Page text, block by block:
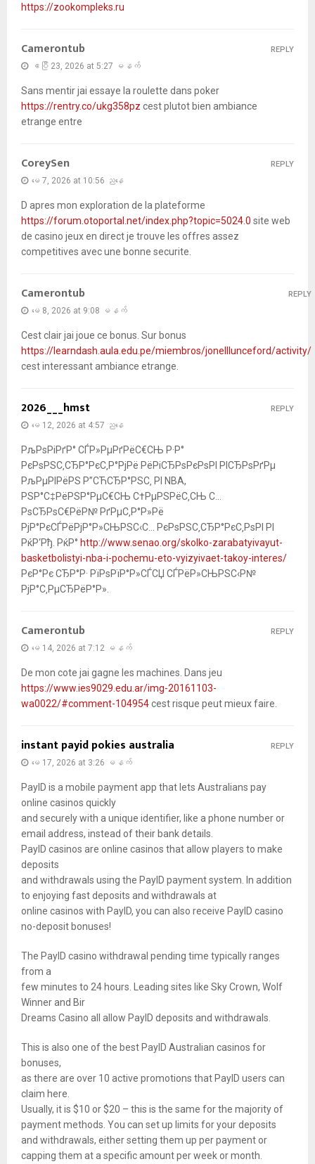
https://zookompleks.ru
Camerontub
ဧပြီ 23, 2026 at 5:27 မနက်
Sans mentir jai essaye la roulette dans poker
https://rentry.co/ukg358pz cest plutot bien ambiance
etrange entre
REPLY
CoreySen
မေ 7, 2026 at 10:56 ညနေ
D apres mon exploration de la plateforme
https://forum.otoportal.net/index.php?topic=5024.0 site web
de casino jeux en direct je trouve les offres assez
competitives avec une bonne securite.
REPLY
Camerontub
မေ 8, 2026 at 9:08 မနက်
Cest clair jai joue ce bonus. Sur bonus
https://learndash.aula.edu.pe/miembros/jonelllunceford/activity/
cest interessant ambiance etrange.
REPLY
2026___hmst
မေ 12, 2026 at 4:57 ညနေ
РљРѕРіРґР° СЃР»РµРґРёС€СЊ Р·Р°
РєРѕРЅС‚СЂР°РєС‚Р°РјРё РёРіСЂРѕРєРѕРІ РІСЂРѕРґРµ
РљРµРІРёРЅ Р”СЋСЂР°РЅС‚ РІ NBA,
РЅР°С‡РёРЅР°РµС€СЊ С†РµРЅРёС‚СЊ С…
РѕСЂРѕС€РёР№ РґРµС‚Р°Р»Рё
РјР°РєСЃРёРјР°Р»СЊРЅС‹С… РєРѕРЅС‚СЂР°РєС‚РѕРІ РІ
РќР‘Рђ. РќР° http://www.senao.org/skolko-zarabatyivayut-
basketbolistyi-nba-i-pochemu-eto-vyizyivaet-takoy-interes/
РєР°Рє СЂР°Р· РїРѕРїР°Р»СЃСЏ СЃРёР»СЊРЅС‹Р№
РјР°С‚РµСЂРёР°Р».
REPLY
Camerontub
မေ 14, 2026 at 7:12 မနက်
De mon cote jai gagne les machines. Dans jeu
https://www.ies9029.edu.ar/img-20161103-
wa0022/#comment-104954cest risque peut mieux faire.
REPLY
instant payid pokies australia
မေ 17, 2026 at 3:26 မနက်
PayID is a mobile payment app that lets Australians pay
online casinos quickly
and securely with a unique identifier, like a phone number or
email address, instead of their bank details.
PayID casinos are online casinos that allow players to make
deposits
and withdrawals using the PayID payment system. In addition
to enjoying fast deposits and withdrawals at
online casinos with PayID, you can also receive PayID casino
no-deposit bonuses!
The PayID casino withdrawal pending time typically ranges
from a
few minutes to 24 hours. Leading sites like Sky Crown, Wolf
Winner and Bir
Dreams Casino all allow PayID deposits and withdrawals.
This is also one of the best PayID Australian casinos for
bonuses,
as there are over 10 active promotions that PayID users can
claim here.
Usually, it is $10 or $20 – this is the same for the majority of
payment methods. You can set up limits for your deposits
and withdrawals, either setting them up per payment or
capping them at a specific amount per week or month.
REPLY